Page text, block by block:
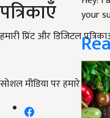
पत्रिकाएँ
हमारी प्रिंट और डिजिटल
सोशल मीडिया पर हमारे साथ
your